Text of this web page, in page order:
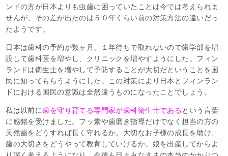
ンドの方が日本よりも虫歯に困っていたことは今では考えられま
せんが、その差が出たのは５０年くらい前の対策方法の違いだっ
たようです。
日本は歯科の予約が数ヶ月、１年待ちで取れないので歯学部を増
設して歯科医を増やし、クリニックを増やすようにした。フィン
ランドは衛生士を増やして予防することが大切だということを国
民に知ってもらうようにした。この対策により日本とフィンラン
ドにおける国民の意識は全然違うものになったことでしょう。
私は以前に歯を守り育てる専門家が歯科衛生士であるという言葉
に感銘を受けました。フッ素や歯磨き指導だけでなく担当の方の
天然歯をどうすれば長く守れるか。大切なお子様の成長を助け、
歯の大切さをどうやって教育していけるか。娘を出産してからよ